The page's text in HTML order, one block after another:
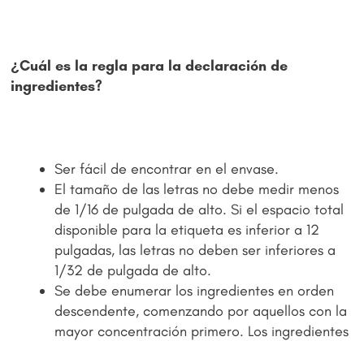
¿Cuál es la regla para la declaración de
ingredientes?
Ser fácil de encontrar en el envase.
El tamaño de las letras no debe medir menos
de 1/16 de pulgada de alto. Si el espacio total
disponible para la etiqueta es inferior a 12
pulgadas, las letras no deben ser inferiores a
1/32 de pulgada de alto.
Se debe enumerar los ingredientes en orden
descendente, comenzando por aquellos con la
mayor concentración primero. Los ingredientes